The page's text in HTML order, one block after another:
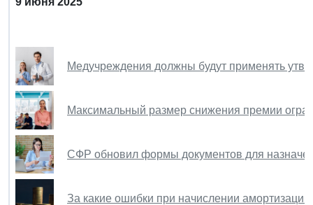
Медучреждения должны будут применять
Максимальный размер снижения премии
СФР обновил формы документов для
За какие ошибки при начислении